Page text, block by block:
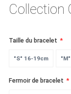
Collection
Taille du bracelet
"S" 16-19cm
Fermoir de bracelet